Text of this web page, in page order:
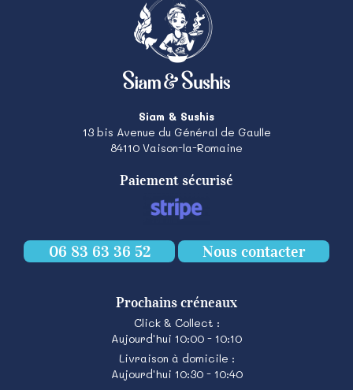
Siam & Sushis
13 bis Avenue du Général de Gaulle
84110 Vaison-la-Romaine
Paiement sécurisé
06 83 63 36 52 Nous contacter
Prochains créneaux
Click & Collect :
Aujourd'hui 10:00 - 10:10
Livraison à domicile :
Aujourd'hui 10:30 - 10:40